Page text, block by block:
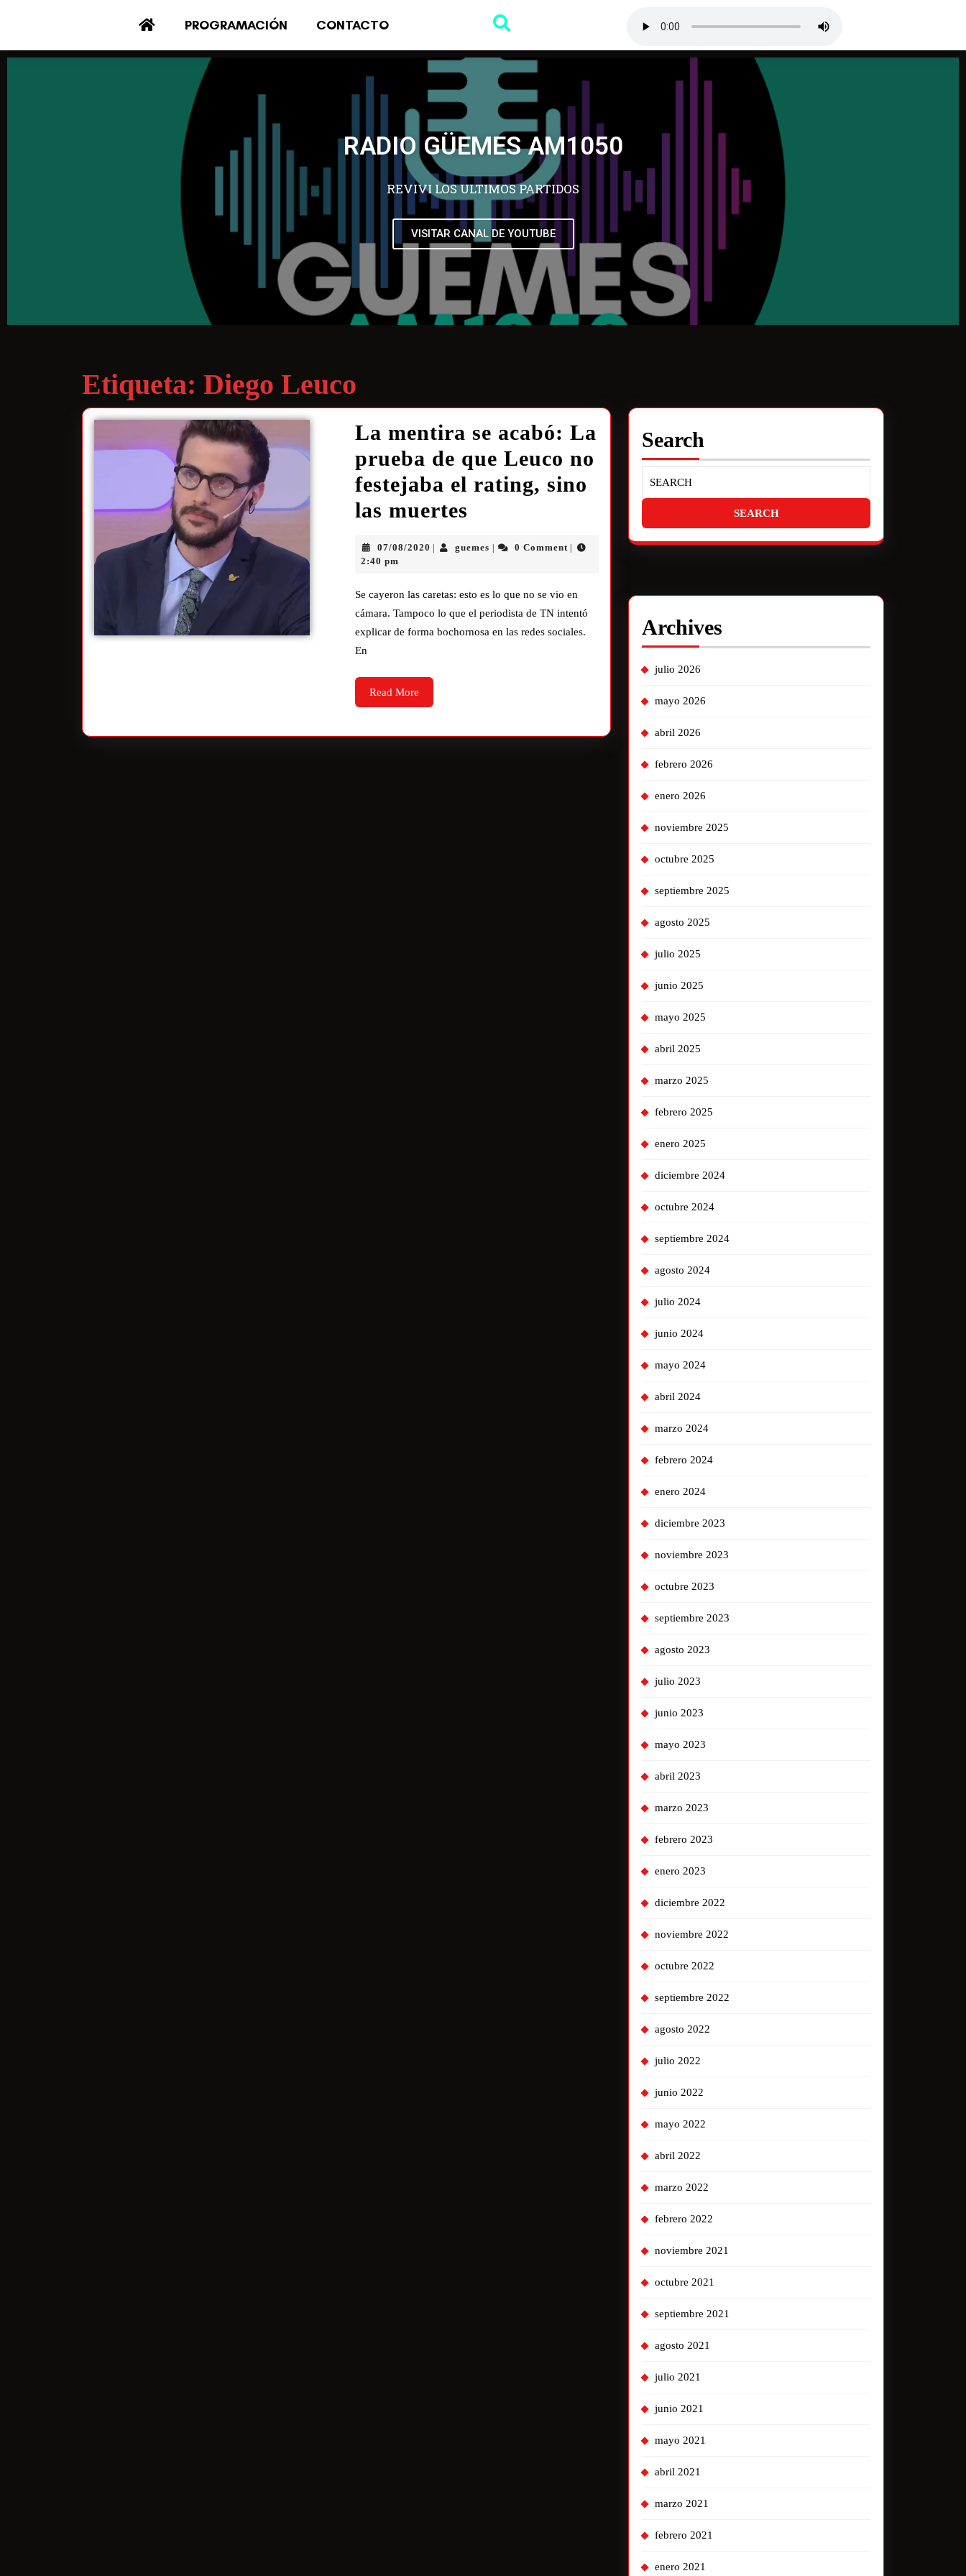
PROGRAMACIÓN CONTACTO
RADIO GÜEMES AM1050
REVIVI LOS ULTIMOS PARTIDOS
VISITAR CANAL DE YOUTUBE
Etiqueta: Diego Leuco
La mentira se acabó: La
prueba de que Leuco no
festejaba el rating, sino
las muertes
07/08/2020 guemes 0 Comment
2:40 pm
Se cayeron las caretas: esto es lo que no se vio en
cámara. Tampoco lo que el periodista de TN intentó
explicar de forma bochornosa en las redes sociales.
En
Read More
Search
Archives
julio 2026
mayo 2026
abril 2026
febrero 2026
enero 2026
noviembre 2025
octubre 2025
septiembre 2025
agosto 2025
julio 2025
junio 2025
mayo 2025
abril 2025
marzo 2025
febrero 2025
enero 2025
diciembre 2024
octubre 2024
septiembre 2024
agosto 2024
julio 2024
junio 2024
mayo 2024
abril 2024
marzo 2024
febrero 2024
enero 2024
diciembre 2023
noviembre 2023
octubre 2023
septiembre 2023
agosto 2023
julio 2023
junio 2023
mayo 2023
abril 2023
marzo 2023
febrero 2023
enero 2023
diciembre 2022
noviembre 2022
octubre 2022
septiembre 2022
agosto 2022
julio 2022
junio 2022
mayo 2022
abril 2022
marzo 2022
febrero 2022
noviembre 2021
octubre 2021
septiembre 2021
agosto 2021
julio 2021
junio 2021
mayo 2021
abril 2021
marzo 2021
febrero 2021
enero 2021